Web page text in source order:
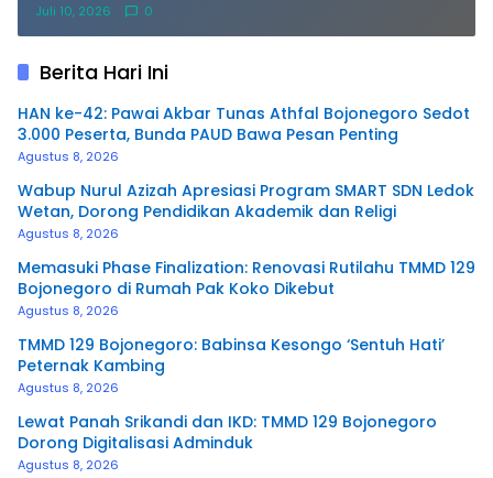
Juli 10, 2026 0
Berita Hari Ini
HAN ke-42: Pawai Akbar Tunas Athfal Bojonegoro Sedot
3.000 Peserta, Bunda PAUD Bawa Pesan Penting
Agustus 8, 2026
Wabup Nurul Azizah Apresiasi Program SMART SDN Ledok
Wetan, Dorong Pendidikan Akademik dan Religi
Agustus 8, 2026
Memasuki Phase Finalization: Renovasi Rutilahu TMMD 129
Bojonegoro di Rumah Pak Koko Dikebut
Agustus 8, 2026
TMMD 129 Bojonegoro: Babinsa Kesongo ‘Sentuh Hati’
Peternak Kambing
Agustus 8, 2026
Lewat Panah Srikandi dan IKD: TMMD 129 Bojonegoro
Dorong Digitalisasi Adminduk
Agustus 8, 2026